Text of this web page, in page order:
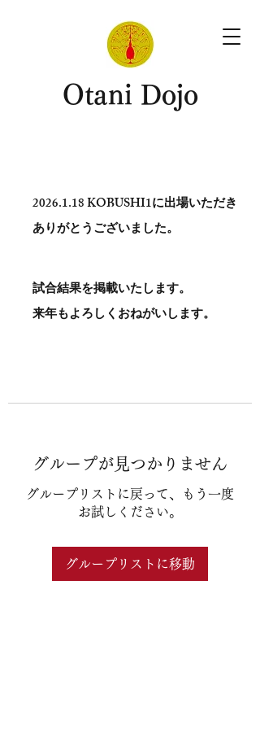
​Otani Dojo
2026.1.18KOBUSHI1に出場いただき
ありがとう​ございました。
試合結果を掲載いたします。
​来年もよろしくおねがいします。
グループが見つかりません
グループリストに戻って、もう一度
お試しください。
グループリストに移動